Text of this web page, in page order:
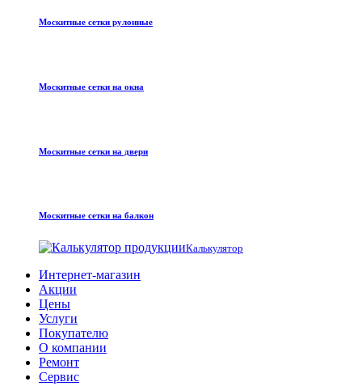
Москитные сетки рулонные
Москитные сетки на окна
Москитные сетки на двери
Москитные сетки на балкон
Калькулятор
Интернет-магазин
Акции
Цены
Услуги
Покупателю
О компании
Ремонт
Сервис